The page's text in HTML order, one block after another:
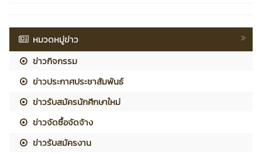
หมวดหมู่ข่าว
ข่าวกิจกรรม
ข่าวประกาศประชาสัมพันธ์
ข่าวรับสมัครนักศึกษาใหม่
ข่าวจัดซื้อจัดจ้าง
ข่าวรับสมัครงาน